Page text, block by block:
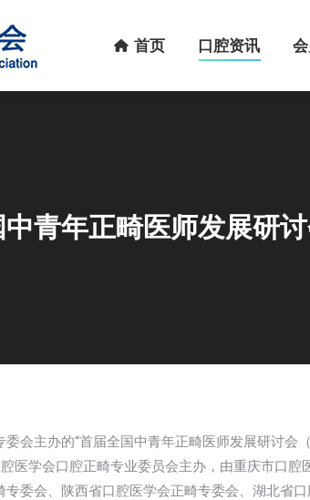
首页 口腔资讯
青年正畸医师发展研讨
会主办的“首届全国中青年正畸医师发展研讨会
医学会口腔正畸专业委员会主办，由重庆市口腔
委会、陕西省口腔医学会正畸专委会、湖北省